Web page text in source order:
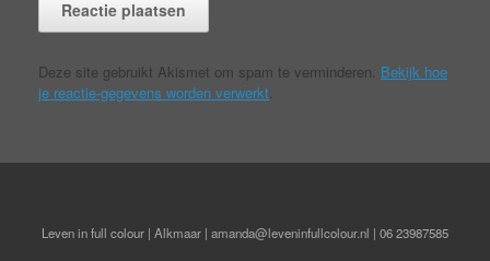
Deze site gebruikt Akismet om spam te verminderen. Bekijk hoe
je reactie-gegevens worden verwerkt.
Leven in full colour | Alkmaar | amanda@leveninfullcolour.nl | 06 23987585